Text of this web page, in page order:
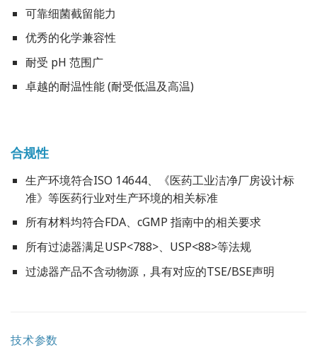
可靠细菌截留能力
优秀的化学兼容性
耐受 pH 范围广
卓越的耐温性能 (耐受低温及高温)
合规性
生产环境符合ISO 14644、《医药工业洁净厂房设计标
准》等医药行业对生产环境的相关标准
所有材料均符合FDA、cGMP 指南中的相关要求
所有过滤器满足USP<788>、USP<88>等法规
过滤器产品不含动物源，具有对应的TSE/BSE声明
技术参数